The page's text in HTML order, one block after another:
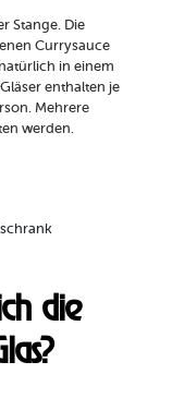
Stange. Die
Currysauce
in einem
enthalten je
Mehrere
werden.
die